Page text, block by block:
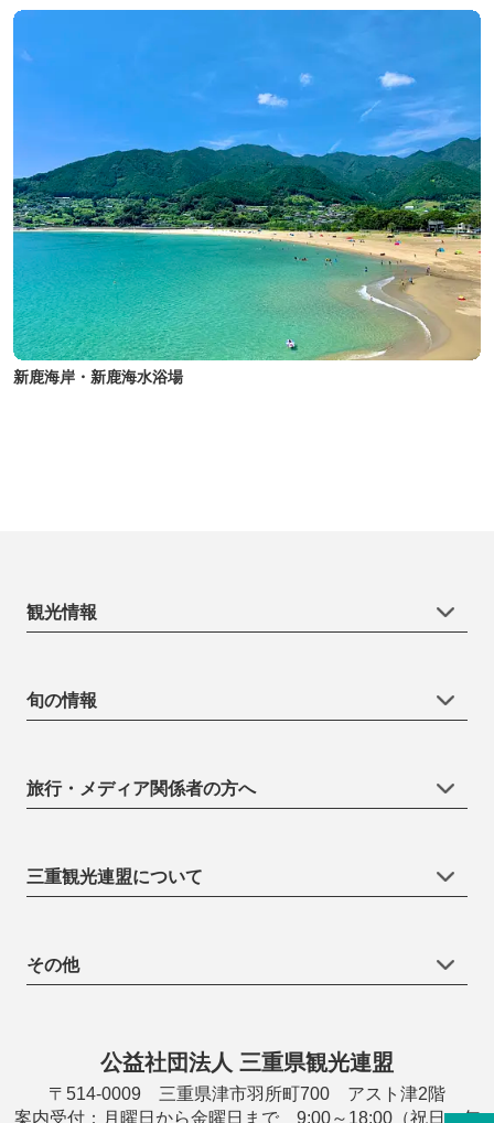
新鹿海岸・新鹿海水浴場
観光情報
旬の情報
旅行・メディア関係者の方へ
三重観光連盟について
その他
公益社団法人 三重県観光連盟
〒514-0009 三重県津市羽所町700 アスト津2階
案内受付：月曜日から金曜日まで 9:00～18:00（祝日・年